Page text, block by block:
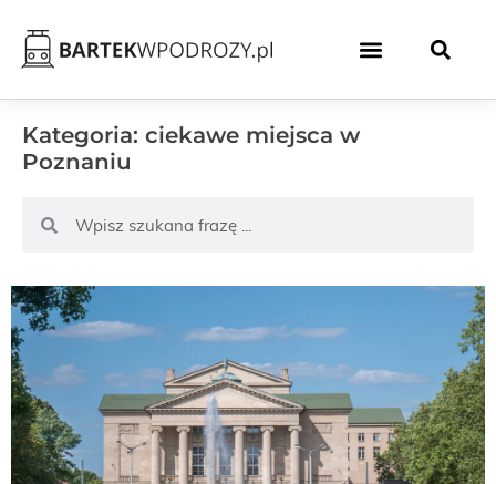
Kategoria: ciekawe miejsca w
Poznaniu